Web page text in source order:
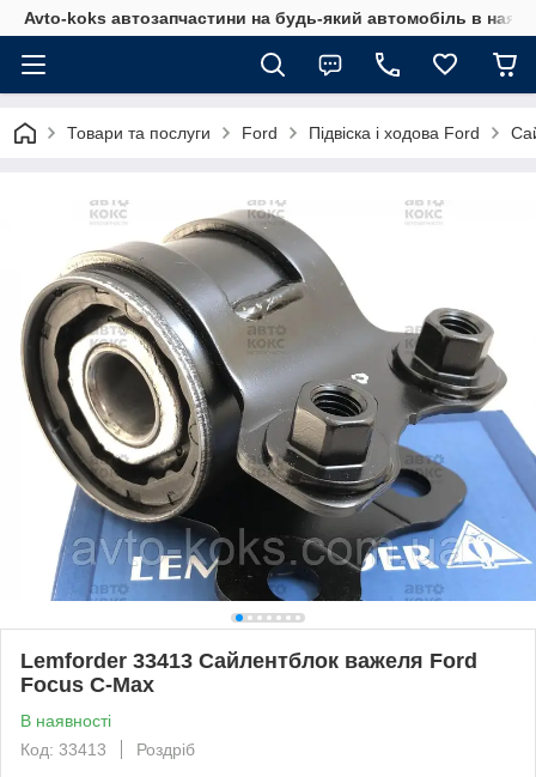
Avto-koks автозапчастини на будь-який автомобіль в
Товари та послуги Ford Підвіска і ходова Ford
Lemforder 33413 Сайлентблок важеля Ford
Focus C-Max
В наявності
Код: 33413
Роздріб